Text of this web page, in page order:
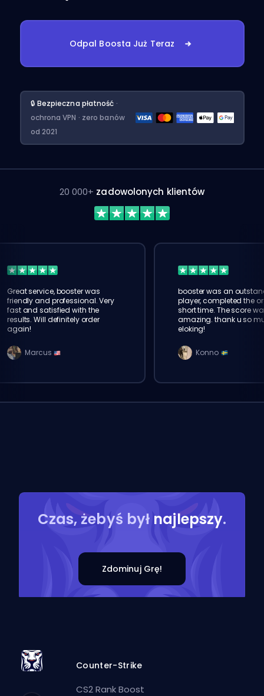
Odpal Boosta Już Teraz
🔒 Bezpieczna płatność ·
ochrona VPN · zero banów
od 2021
20 000+ zadowolonych klientów
Great service, booster was
friendly and professional. Very
fast and satisfied with the
results. Will definitely order
again!
Marcus
booster was an
player, completed the
short time. The score
amazing. thank u so
eloking!
Konno
Czas, żebyś był najlepszy.
Zdominuj Grę!
Counter-Strike
CS2 Rank Boost